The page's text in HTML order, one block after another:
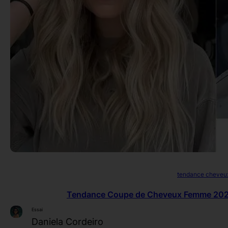
tendance
Tendance Coupe de Cheveux Femme
Essai
Daniela Cordeiro